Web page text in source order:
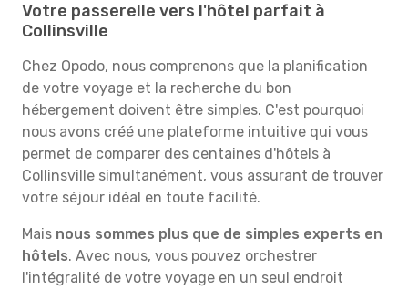
Votre passerelle vers l'hôtel parfait à
Collinsville
Chez Opodo, nous comprenons que la planification
de votre voyage et la recherche du bon
hébergement doivent être simples. C'est pourquoi
nous avons créé une plateforme intuitive qui vous
permet de comparer des centaines d'hôtels à
Collinsville simultanément, vous assurant de trouver
votre séjour idéal en toute facilité.
Mais nous sommes plus que de simples experts en
hôtels. Avec nous, vous pouvez orchestrer
l'intégralité de votre voyage en un seul endroit